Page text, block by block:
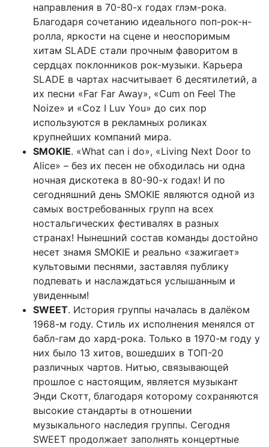
направления в 70-80-х годах глэм-рока.
Благодаря сочетанию идеального поп-рок-н-
ролла, яркости на сцене и неоспоримым
хитам SLADE стали прочным фаворитом в
сердцах поклонников рок-музыки. Карьера
SLADE в чартах насчитывает 6 десятилетий, а
их песни «Far Far Away», «Cum on Feel The
Noize» и «Coz I Luv You» до сих пор
используются в рекламных роликах
крупнейших компаний мира.
SMOKIE. «What can i do», «Living Next Door to
Alice» – без их песен не обходилась ни одна
ночная дискотека в 80-90-х годах! И по
сегодняшний день SMOKIE являются одной из
самых востребованных групп на всех
ностальгических фестивалях в разных
странах! Нынешний состав команды достойно
несет знамя SMOKIE и реально «зажигает»
культовыми песнями, заставляя публику
подпевать и наслаждаться услышанным и
увиденным!
SWEET. История группы началась в далёком
1968-м году. Стиль их исполнения менялся от
бабл-гам до хард-рока. Только в 1970-м году у
них было 13 хитов, вошедших в ТОП-20
различных чартов. Нитью, связывающей
прошлое с настоящим, является музыкант
Энди Скотт, благодаря которому сохраняются
высокие стандарты в отношении
музыкального наследия группы. Сегодня
SWEET продолжает заполнять концертные